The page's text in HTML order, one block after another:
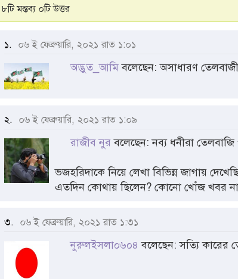
৮টি মন্তব্য ০টি উত্তর
১. ০৬ ই ফেব্রুয়ারি, ২০২১ রাত ১:০১
অদ্ভুত_আমিবলেছেন: অসাধারণ
২. ০৬ ই ফেব্রুয়ারি, ২০২১ রাত ১:০৯
রাজীব নুর বলেছেন: নব্য ধনীরা
ভজহরিদাকে নিয়ে লেখা বিভিন্ন জাগায়
এতদিন কোথায় ছিলেন? কোনো খোঁজ খবর
৩. ০৬ ই ফেব্রুয়ারি, ২০২১ রাত ১:৩১
নুরুলইসলা০৬০৪ বলেছেন: সত্যি কারের